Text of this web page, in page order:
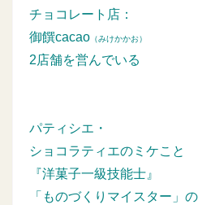
チョコレート店：
御饌cacao （みけかかお）
2店舗を営んでいる
パティシエ・
ショコラティエのミケこと
『洋菓子一級技能士』
「ものづくりマイスター」の